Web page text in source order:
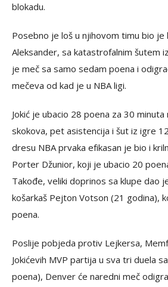
blokadu.
Posebno je loš u njihovom timu bio je
Aleksander, sa katastrofalnim šutem
je meč sa samo sedam poena i
mečeva od kad je u NBA ligi.
Jokić je ubacio 28 poena za 30
skokova, pet asistencija i šut iz igre
dresu NBA prvaka efikasan je bio i
Porter Džunior, koji je ubacio 20
Takođe, veliki doprinos sa klupe dao
košarkaš Pejton Votson (21 godina),
poena.
Poslije pobjeda protiv Lejkersa,
Jokićevih MVP partija u sva tri duela
poena), Denver će naredni meč